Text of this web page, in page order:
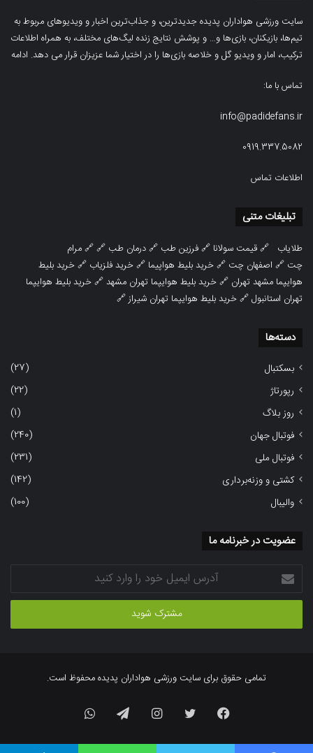
سایت ورزشی هواداران پدیده جدیدترین، و جذاب‌ترین اخبار و ویدیوهای مربوط به
تیم‌ها، بازیکنان، بازی‌ها و… و پوشش نتایج زنده لیگ‌های مختلف، به همراه اطلاعات
ترکیب، امار و ویدیو‌‌ گل‌ و خلاصه بازی‌ها را در اختیار شما عزیزان قرار می دهد. ادامه
تماس با ما:
info@padidefans.ir
0919.337.5082
اطلاعات تماس
تبلیغات متنی
طلایاب 🔗قیمت سولانا 🔗فرزین طب 🔗درمان طب 🔗 🔗مرام
چت 🔗 اصفهان چت 🔗خرید بلیط هواپیما 🔗خرید فلزیاب 🔗خرید بلیط
هوایپما مشهد تهران 🔗خرید بلیط هوایپما تهران مشهد🔗خرید بلیط هوایپما
تهران استانبول🔗خرید بلیط هوایپما تهران شیراز🔗
دسته‌ها
بسکتبال
(27)
رپورتاژ
(22)
روز بلاگ
(1)
فوتبال جهان
(240)
فوتبال ملی
(231)
کشتی و وزنه‌برداری
(142)
والیبال
(100)
عضویت در خبرنامه ما
آدرس
ایمیل
خود
وارد
تمامی حقوق برای سایت ورزشی هواداران پدیده محفوظ است.
فیسبوک توییتر اینستاگرام تلگرام
آپ